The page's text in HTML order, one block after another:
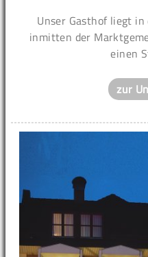
Unser Gasthof liegt
inmitten der
einen
zur